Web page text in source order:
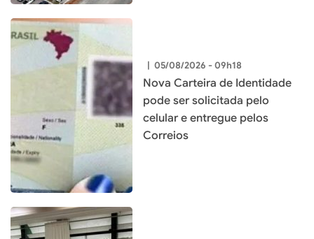
| 05/08/2026 - 09h18
Nova Carteira de Identidade
pode ser solicitada pelo
celular e entregue pelos
Correios